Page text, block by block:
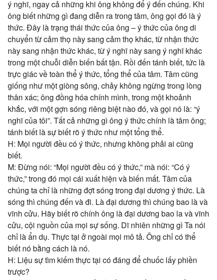
ý nghĩ, ngay cả những khi ông không để ý đến chúng. Khi
ông biết những gì đang diễn ra trong tâm, ông gọi đó là ý
thức. Đây là trạng thái thức của ông – ý thức của ông di
chuyển từ cảm thọ này sang cảm thọ khác, từ nhận thức
này sang nhận thức khác, từ ý nghĩ này sang ý nghĩ khác
trong một chuỗi diễn biến bất tận. Rồi đến tánh biết, tức là
trực giác về toàn thể ý thức, tổng thể của tâm. Tâm cũng
giống như một giòng sông, chảy không ngừng trong lòng
thân xác; ông đồng hóa chính mình, trong một khoảnh
khắc, với một gợn sóng riêng biệt nào đó, và gọi nó là: “ý
nghĩ của tôi”. Tất cả những gì ông ý thức chính là tâm ông;
tánh biết là sự biết rõ ý thức như một tổng thể.
H: Mọi người đều có ý thức, nhưng không phải ai cũng
biết.
M: Đừng nói: “Mọi người đều có ý thức,” mà nói: “Có ý
thức,” trong đó mọi cái xuất hiện và biến mất. Tâm của
chúng ta chỉ là những đợt sóng trong đại dương ý thức. Là
sóng thì chúng đến và đi. Là đại dương thì chúng bao là và
vĩnh cửu. Hãy biết rõ chính ông là đại dương bao la và vĩnh
cửu, cội nguồn của mọi sự sống. Dĩ nhiên những gì Ta nói
chỉ là ẩn dụ. Thực tại ở ngoài mọi mô tả. Ông chỉ có thể
biết nó bằng cách là nó.
H: Liệu sự tìm kiếm thực tại có đáng để chuốc lấy phiền
trược?